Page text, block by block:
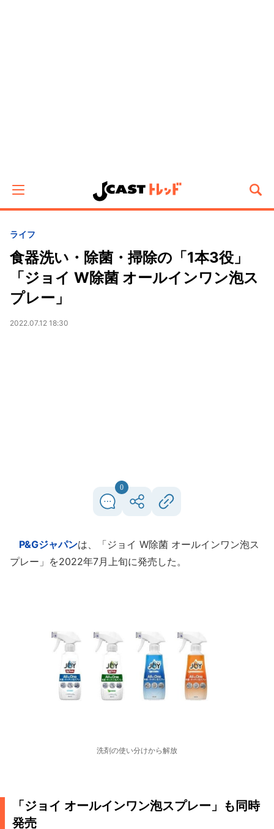
ライフ
食器洗い・除菌・掃除の「1本3役」
「ジョイ W除菌 オールインワン泡ス
プレー」
2022.07.12 18:30
0
P&Gジャパンは、「ジョイ W除菌 オールインワン泡ス
プレー」を2022年7月上旬に発売した。
洗剤の使い分けから解放
「ジョイ オールインワン泡スプレー」も同時
発売